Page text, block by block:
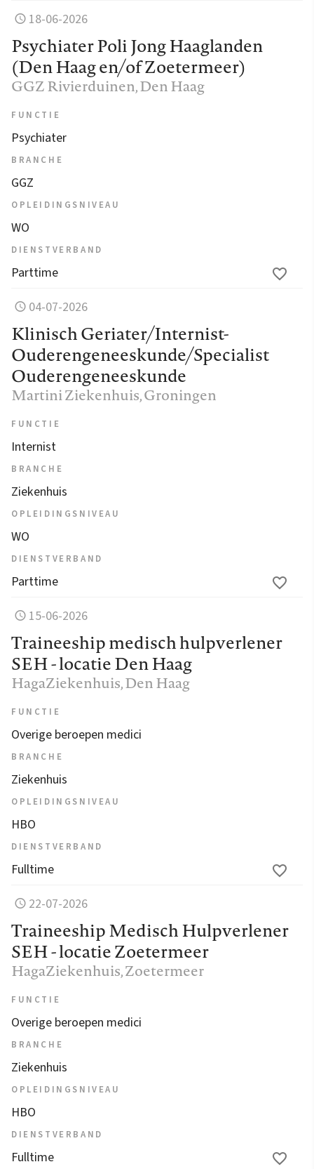
18-06-2026
Psychiater Poli Jong Haaglanden
(Den Haag en/of Zoetermeer)
GGZ Rivierduinen, Den Haag
FUNCTIE
Psychiater
BRANCHE
GGZ
OPLEIDINGSNIVEAU
WO
DIENSTVERBAND
Parttime
04-07-2026
Klinisch Geriater/Internist-
Ouderengeneeskunde/Specialist
Ouderengeneeskunde
Martini Ziekenhuis, Groningen
FUNCTIE
Internist
BRANCHE
Ziekenhuis
OPLEIDINGSNIVEAU
WO
DIENSTVERBAND
Parttime
15-06-2026
Traineeship medisch hulpverlener
SEH - locatie Den Haag
HagaZiekenhuis, Den Haag
FUNCTIE
Overige beroepen medici
BRANCHE
Ziekenhuis
OPLEIDINGSNIVEAU
HBO
DIENSTVERBAND
Fulltime
22-07-2026
Traineeship Medisch Hulpverlener
SEH - locatie Zoetermeer
HagaZiekenhuis, Zoetermeer
FUNCTIE
Overige beroepen medici
BRANCHE
Ziekenhuis
OPLEIDINGSNIVEAU
HBO
DIENSTVERBAND
Fulltime